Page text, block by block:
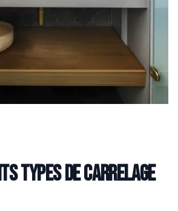
types de carrelage